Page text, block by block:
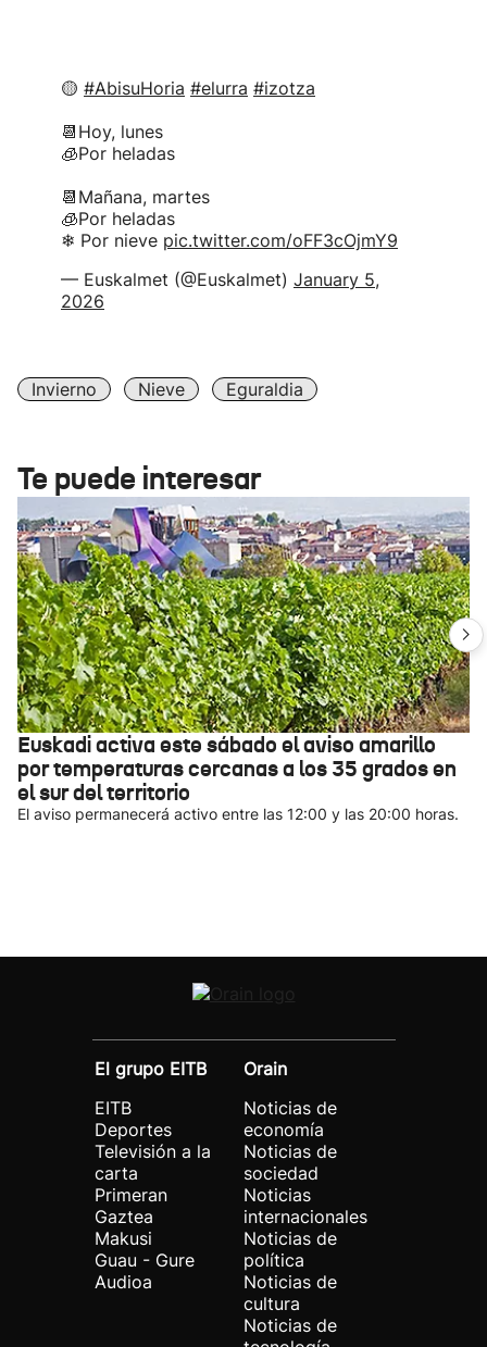
🟡 #AbisuHoria #elurra #izotza
📆Hoy, lunes
🧊Por heladas
📆Mañana, martes
🧊Por heladas
❄ Por nieve pic.twitter.com/oFF3cOjmY9
— Euskalmet (@Euskalmet) January 5,
2026
Invierno Nieve Eguraldia
Te puede interesar
Euskadi activa este sábado el aviso amarillo
por temperaturas cercanas a los 35 grados en
el sur del territorio
El aviso permanecerá activo entre las 12:00 y las 20:00 horas.
El grupo EITB
EITB
Deportes
Televisión a la
carta
Primeran
Gaztea
Makusi
Guau - Gure
Audioa
Orain
Noticias de
economía
Noticias de
sociedad
Noticias
internacionales
Noticias de
política
Noticias de
cultura
Noticias de